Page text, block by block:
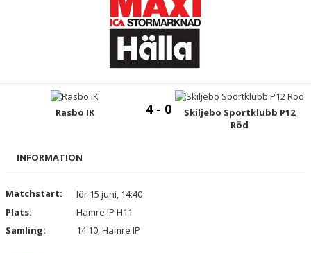
DOKUMENT
Rasbo IK 4 - 0
Skiljebo Sportklubb P12
Röd
INFORMATION
Matchstart:
lör 15 juni, 14:40
Plats:
Hamre IP H11
Samling:
14:10, Hamre IP